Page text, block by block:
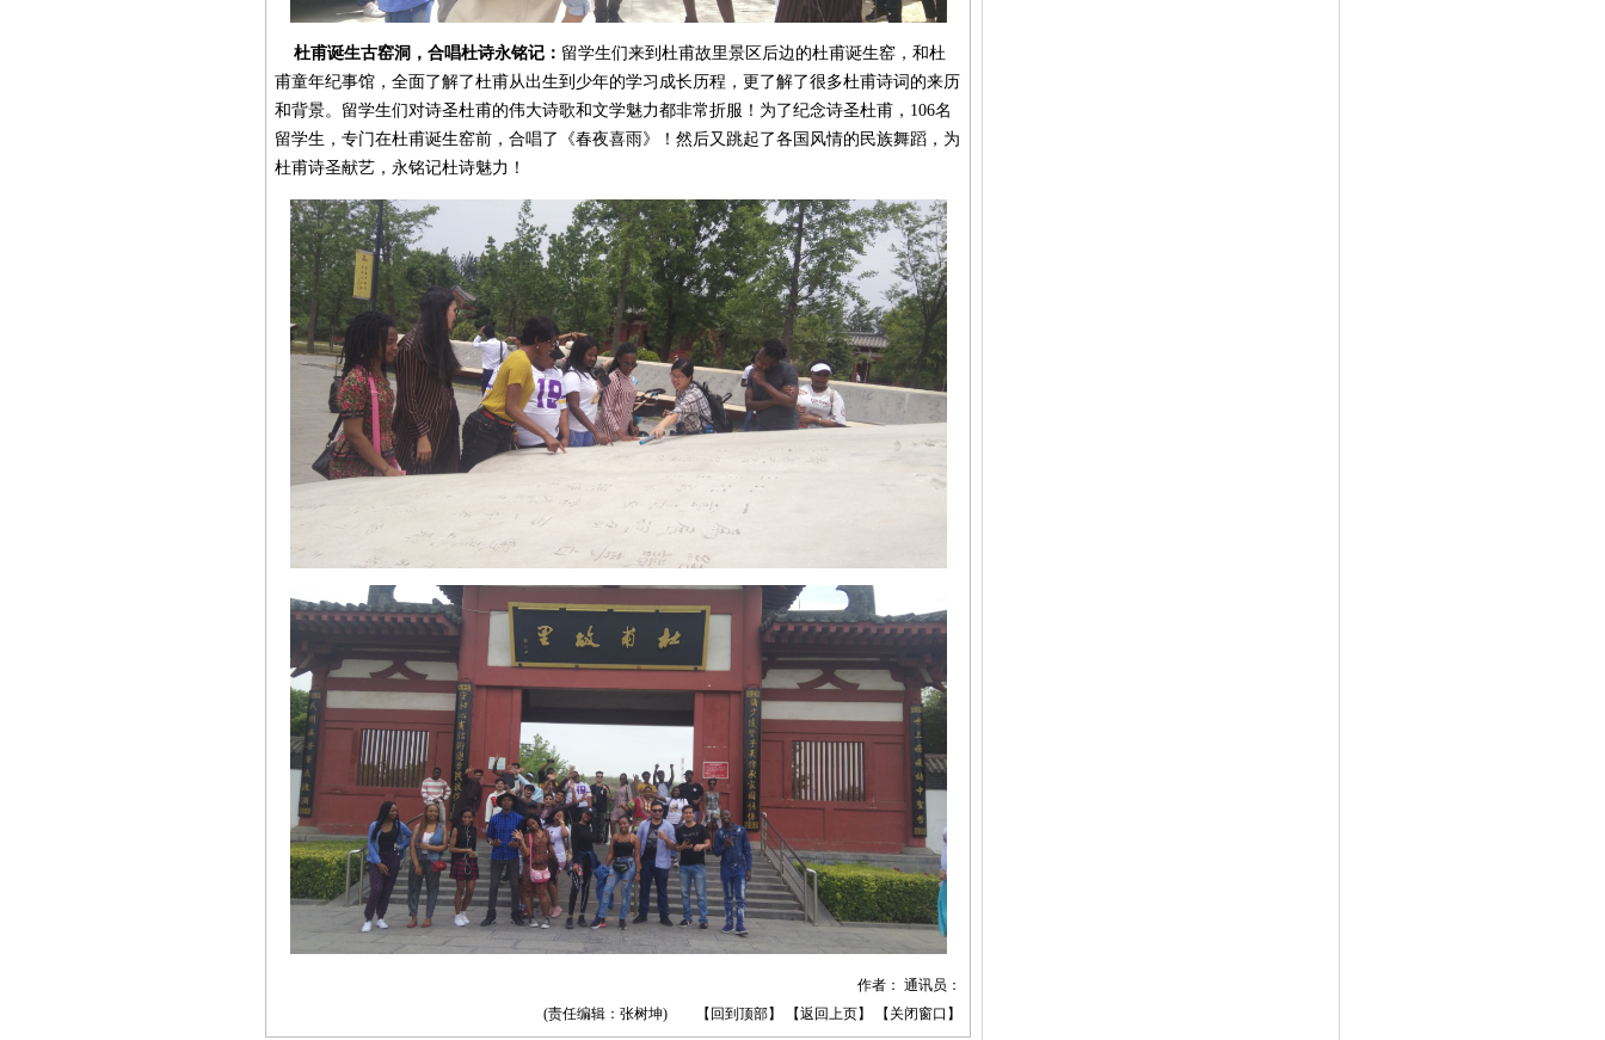
杜甫诞生古窑洞，合唱杜诗永铭记： 留学生们来到杜甫故里景区后边的杜甫诞生窑，和杜
甫童年纪事馆，全面了解了杜甫从出生到少年的学习成长历程，更了解了很多杜甫诗词的来历
和背景。留学生们对诗圣杜甫的伟大诗歌和文学魅力都非常折服！为了纪念诗圣杜甫，106名
留学生，专门在杜甫诞生窑前，合唱了《春夜喜雨》！然后又跳起了各国风情的民族舞蹈，为
杜甫诗圣献艺，永铭记杜诗魅力！
作者： 通讯员：
(责任编辑：张树坤) 【 回到顶部】 【返回上页】 【 关闭窗口 】